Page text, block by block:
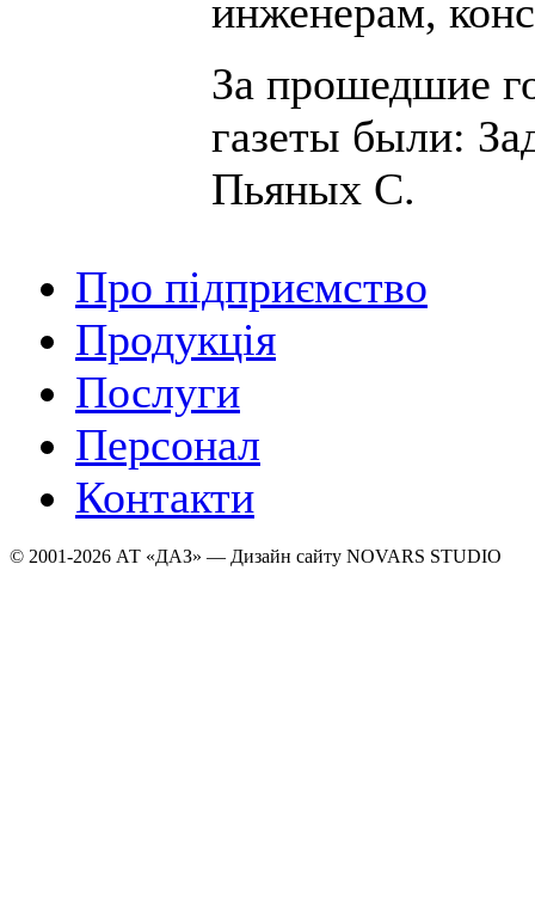
инженерам,
За прошедшие
газеты были:
Пьяных С.
Про підприємство
Продукція
Послуги
Персонал
Контакти
© 2001-2026 АТ «ДАЗ» — Дизайн сайту NOVARS STUDIO